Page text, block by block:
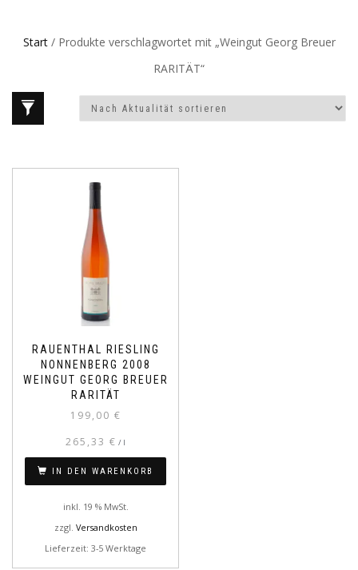
Start/ Produkte verschlagwortet mit „Weingut Georg Breuer
RARITÄT“
RAUENTHAL RIESLING
NONNENBERG 2008
WEINGUT GEORG BREUER
RARITÄT
199,00 €
265,33 € / l
IN DEN WARENKORB
inkl. 19 % MwSt.
zzgl. Versandkosten
Lieferzeit: 3-5 Werktage